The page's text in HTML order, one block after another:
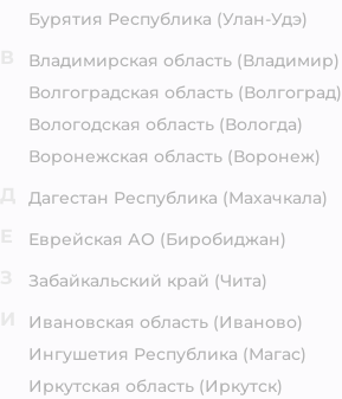
Бурятия Республика (Улан-Удэ)
Владимирская область (Владимир)
Волгоградская область (Волгоград)
Вологодская область (Вологда)
Воронежская область (Воронеж)
Дагестан Республика (Махачкала)
Еврейская АО (Биробиджан)
Забайкальский край (Чита)
Ивановская область (Иваново)
Ингушетия Республика (Магас)
Иркутская область (Иркутск)